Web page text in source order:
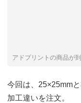
アドプリントの商品が
今回は、25×25mm
加工違いを注文。